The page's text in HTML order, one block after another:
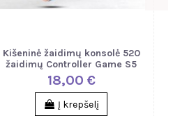
Kišeninė žaidimų konsolė 520
žaidimų Controller Game S5
18,00 €
Į krepšelį